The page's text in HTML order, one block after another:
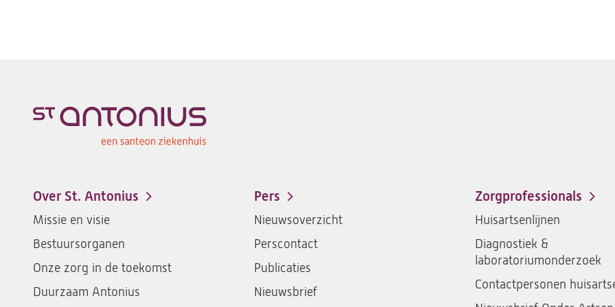
Footer-
menu
Over St. Antonius
Missie en visie
Bestuursorganen
Onze zorg in de toekomst
Duurzaam Antonius
Pers
Nieuwsoverzicht
Perscontact
Publicaties
Nieuwsbrief
Zorgprofessionals
Huisartsenlijnen
Diagnostiek &
laboratoriumonderzoek
Contactpersonen